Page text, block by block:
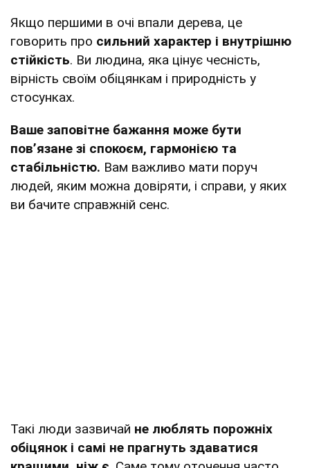
Якщо першими в очі впали дерева, це
говорить про сильний характер і внутрішню
стійкість. Ви людина, яка цінує чесність,
вірність своїм обіцянкам і природність у
стосунках.
Ваше заповітне бажання може бути
пов’язане зі спокоєм, гармонією та
стабільністю. Вам важливо мати поруч
людей, яким можна довіряти, і справи, у яких
ви бачите справжній сенс.
Такі люди зазвичай не люблять порожніх
обіцянок і самі не прагнуть здаватися